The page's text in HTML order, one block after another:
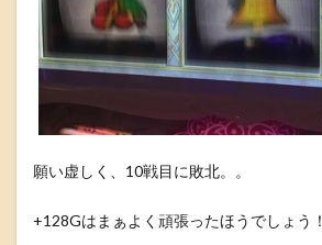
願い虚しく、10戦目に敗北。。
+128Gはまぁよく頑張ったほうでしょう！